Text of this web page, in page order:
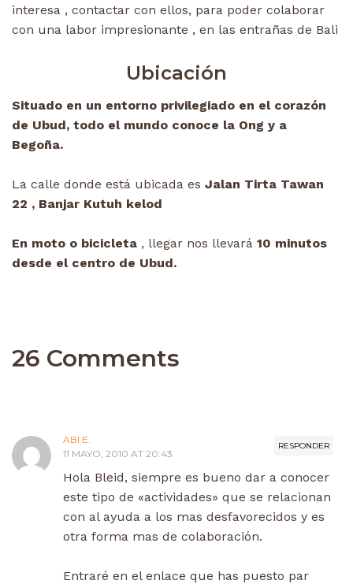
interesa , contactar con ellos, para poder colaborar
con una labor impresionante , en las entrañas de Bali
Ubicación
Situado en un entorno privilegiado en el corazón
de Ubud, todo el mundo conoce la Ong y a
Begoña.
La calle donde está ubicada es Jalan Tirta Tawan
22 , Banjar Kutuh kelod
En moto o bicicleta , llegar nos llevará 10 minutos
desde el centro de Ubud.
26 Comments
RESPONDER
ABI E.
11 MAYO, 2010 AT 20:43
Hola Bleid, siempre es bueno dar a conocer
este tipo de «actividades» que se relacionan
con al ayuda a los mas desfavorecidos y es
otra forma mas de colaboración.
Entraré en el enlace que has puesto par